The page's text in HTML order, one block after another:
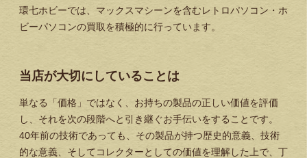
環七ホビーでは、マックスマシーンを含むレトロパソコン・ホ
ビーパソコンの買取を積極的に行っています。
当店が大切にしていることは
単なる「価格」ではなく、お持ちの製品の正しい価値を評価
し、それを次の段階へと引き継ぐお手伝いをすることです。
40年前の技術であっても、その製品が持つ歴史的意義、技術
的な意義、そしてコレクターとしての価値を理解した上で、丁